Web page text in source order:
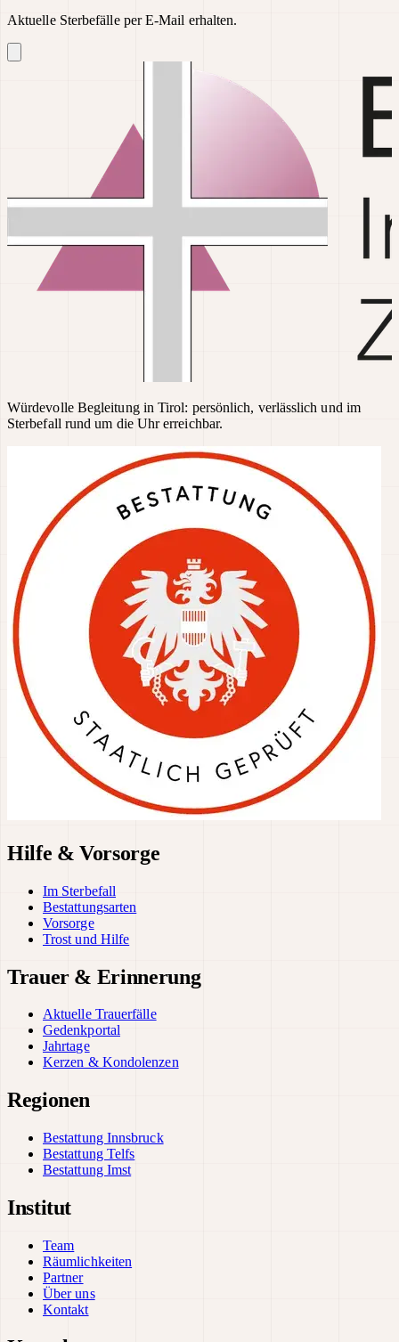
Aktuelle Sterbefälle per E-Mail erhalten.
Würdevolle Begleitung in Tirol: persönlich, verlässlich und im
Sterbefall rund um die Uhr erreichbar.
Hilfe & Vorsorge
Im Sterbefall
Bestattungsarten
Vorsorge
Trost und Hilfe
Trauer & Erinnerung
Aktuelle Trauerfälle
Gedenkportal
Jahrtage
Kerzen & Kondolenzen
Regionen
Bestattung Innsbruck
Bestattung Telfs
Bestattung Imst
Institut
Team
Räumlichkeiten
Partner
Über uns
Kontakt